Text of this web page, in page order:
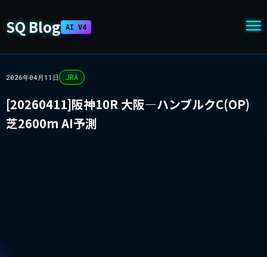
SQ Blog AI V4
2026年04月11日 JRA
[20260411]阪神10R 大阪―ハンブルクC(OP)
芝2600m AI予測